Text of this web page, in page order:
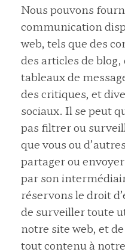
Nous pouvons
communication
web, tels que des
des articles de
tableaux de
des critiques, et
sociaux. Il se peut
pas filtrer ou
que vous ou
partager ou
par son
réservons le droit
de surveiller toute
notre site web, et
tout contenu à